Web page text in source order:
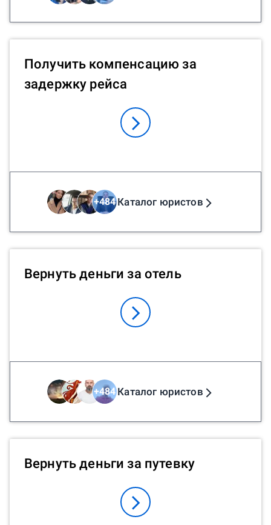
Получить компенсацию за
задержку рейса
+484Каталог юристов
Вернуть деньги за отель
+484Каталог юристов
Вернуть деньги за путевку